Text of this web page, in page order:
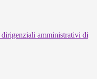
amministrativi di